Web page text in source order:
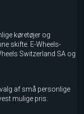
køretøjer og
skifte. E-Wheels-
Switzerland SA og
af små personlige
mulige pris.